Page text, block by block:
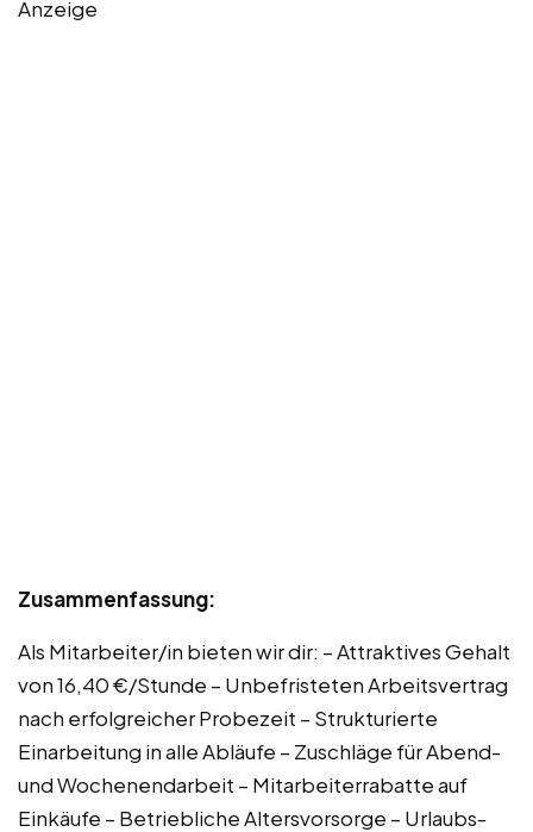
Anzeige
Zusammenfassung:
Als Mitarbeiter/in bieten wir dir: – Attraktives Gehalt
von 16,40 €/Stunde – Unbefristeten Arbeitsvertrag
nach erfolgreicher Probezeit – Strukturierte
Einarbeitung in alle Abläufe – Zuschläge für Abend-
und Wochenendarbeit – Mitarbeiterrabatte auf
Einkäufe – Betriebliche Altersvorsorge – Urlaubs-